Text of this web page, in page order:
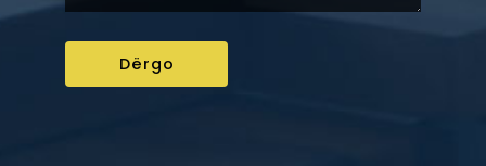
Dërgo